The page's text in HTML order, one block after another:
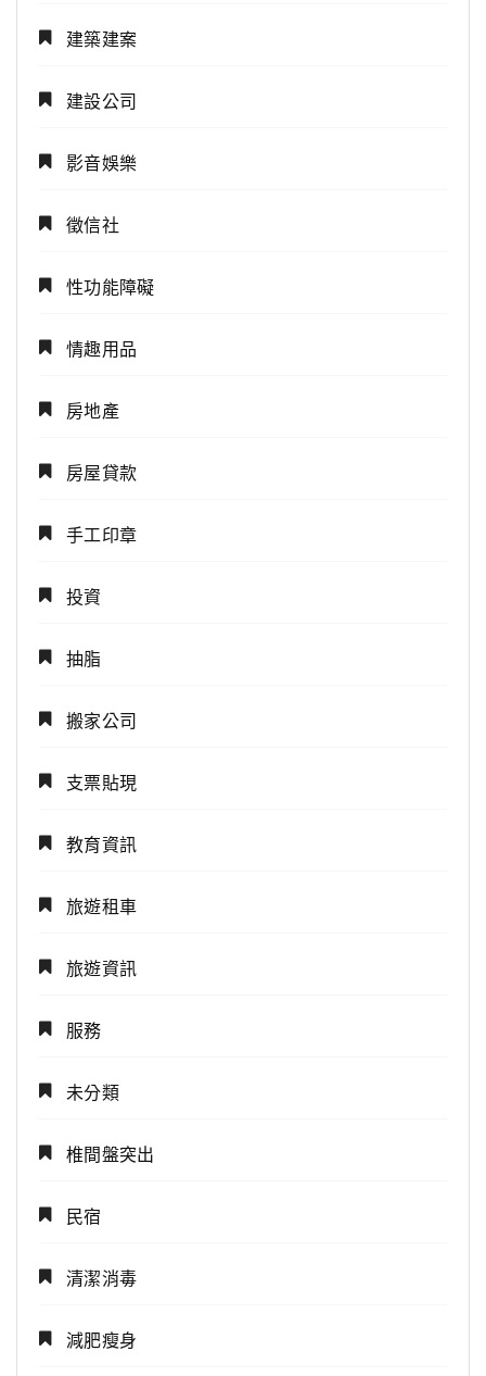
建築建案
建設公司
影音娛樂
徵信社
性功能障礙
情趣用品
房地產
房屋貸款
手工印章
投資
抽脂
搬家公司
支票貼現
教育資訊
旅遊租車
旅遊資訊
服務
未分類
椎間盤突出
民宿
清潔消毒
減肥瘦身